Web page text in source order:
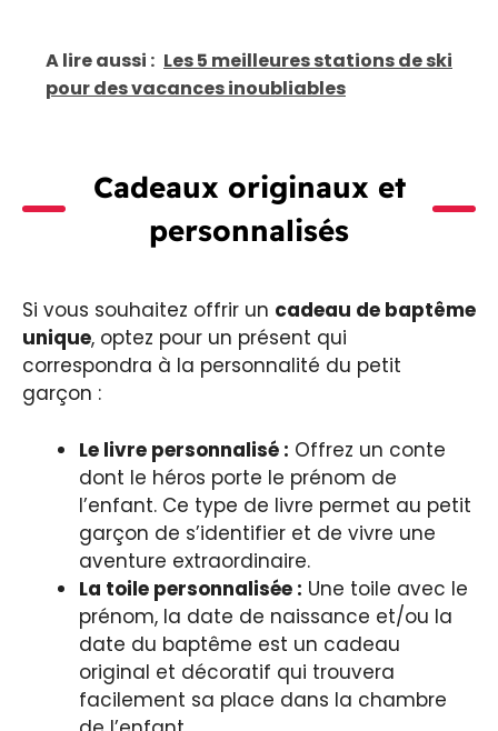
A lire aussi : Les 5 meilleures stations de ski
pour des vacances inoubliables
Cadeaux originaux et
personnalisés
Si vous souhaitez offrir un cadeau de baptême
unique, optez pour un présent qui
correspondra à la personnalité du petit
garçon :
Le livre personnalisé : Offrez un conte
dont le héros porte le prénom de
l’enfant. Ce type de livre permet au petit
garçon de s’identifier et de vivre une
aventure extraordinaire.
La toile personnalisée : Une toile avec le
prénom, la date de naissance et/ou la
date du baptême est un cadeau
original et décoratif qui trouvera
facilement sa place dans la chambre